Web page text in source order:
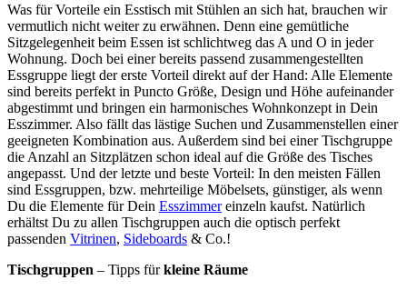
Was für Vorteile ein Esstisch mit Stühlen an sich hat, brauchen wir
vermutlich nicht weiter zu erwähnen. Denn eine gemütliche
Sitzgelegenheit beim Essen ist schlichtweg das A und O in jeder
Wohnung. Doch bei einer bereits passend zusammengestellten
Essgruppe liegt der erste Vorteil direkt auf der Hand: Alle Elemente
sind bereits perfekt in Puncto Größe, Design und Höhe aufeinander
abgestimmt und bringen ein harmonisches Wohnkonzept in Dein
Esszimmer. Also fällt das lästige Suchen und Zusammenstellen einer
geeigneten Kombination aus. Außerdem sind bei einer Tischgruppe
die Anzahl an Sitzplätzen schon ideal auf die Größe des Tisches
angepasst. Und der letzte und beste Vorteil: In den meisten Fällen
sind Essgruppen, bzw. mehrteilige Möbelsets, günstiger, als wenn
Du die Elemente für Dein Esszimmereinzeln kaufst. Natürlich
erhältst Du zu allen Tischgruppen auch die optisch perfekt
passenden Vitrinen, Sideboards & Co.!
Tischgruppen – Tipps fürkleine Räume